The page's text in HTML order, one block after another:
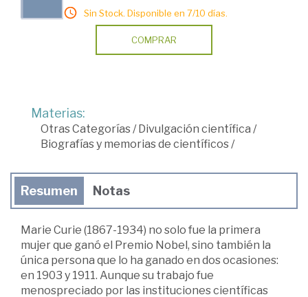
Sin Stock. Disponible en 7/10 días.
COMPRAR
Materias:
Otras Categorías /Divulgación científica /
Biografías y memorias de científicos /
Resumen Notas
Marie Curie (1867-1934) no solo fue la primera
mujer que ganó el Premio Nobel, sino también la
única persona que lo ha ganado en dos ocasiones:
en 1903 y 1911. Aunque su trabajo fue
menospreciado por las instituciones científicas